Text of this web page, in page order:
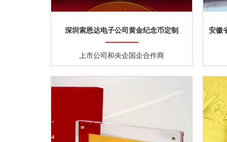
深圳索恩达电子公司黄金纪念币定制
上市公司和央企国企合作商
安徽